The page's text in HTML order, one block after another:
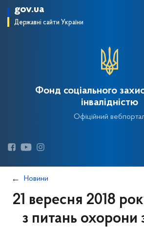
gov.ua
Державні сайти України
Фонд соціального
інвалідністю
Офіційний
Новини
21 вересня 2018
з питань охорони